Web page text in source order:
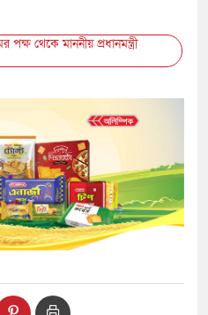
থেকে মাননীয় প্রধানমন্ত্রী